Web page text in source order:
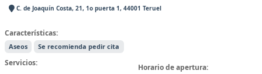
C. de Joaquín Costa, 21, 1o puerta 1, 44001 Teruel
Características:
Aseos Se recomienda pedir cita
Servicios:
Horario de apertura: